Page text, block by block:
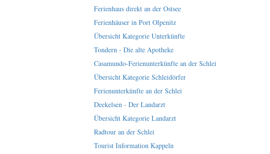
Ferienhaus direkt an der Ostsee
Ferienhäuser in Port Olpenitz
Übersicht Kategorie Unterkünfte
Tondern - Die alte Apotheke
Casamundo-Ferienunterkünfte an der Schlei
Übersicht Kategorie Schleidörfer
Ferienunterkünfte an der Schlei
Deekelsen - Der Landarzt
Übersicht Kategorie Landarzt
Radtour an der Schlei
Tourist Information Kappeln